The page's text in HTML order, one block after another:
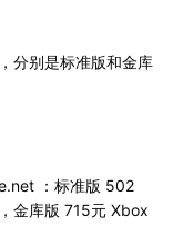
分别是标准版和金库
：标准版 502
金库版 715元 Xbox